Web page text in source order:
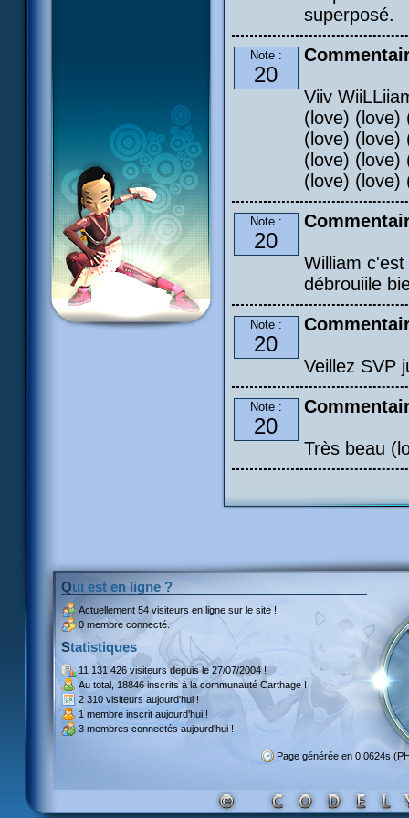
superposé.
Note :
20
Viiv
(love) (love)
(love) (love)
(love) (love)
(love) (love)
Note :
20
William
débrouiile
Note :
20
Veillez SVP
Note :
20
Très beau
Qui est en ligne ?
Actuellement 54 visiteurs en ligne sur le site !
0 membre connecté.
Statistiques
11 131 426 visiteursdepuis le 27/07/2004 !
Au total, 18846 inscritsà la communauté Carthage !
2 310 visiteurs aujourd'hui !
1 membre inscrit aujourd'hui !
3 membres connectés aujourd'hui !
Page générée en 0.0624s